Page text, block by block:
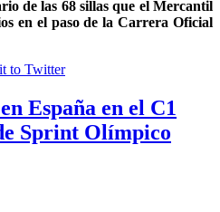
de las 68 sillas que el Mercantil
en el paso de la Carrera Oficial
España en el C1
Sprint Olímpico